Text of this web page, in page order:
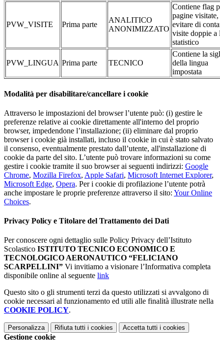
PVW_VISITE Prima parte
ANALITICO
ANONIMIZZATO
Contiene flag
pagine visitate,
evitare di
visite doppie a
statistico
PVW_LINGUA Prima parte TECNICO
Contiene la
della lingua
impostata
Modalità per disabilitare/cancellare i cookie
Attraverso le impostazioni del browser l’utente può: (i) gestire le
preferenze relative ai cookie direttamente all'interno del proprio
browser, impedendone l’installazione; (ii) eliminare dal proprio
browser i cookie già installati, incluso il cookie in cui è stato salvato
il consenso, eventualmente prestato dall’utente, all'installazione di
cookie da parte del sito. L’utente può trovare informazioni su come
gestire i cookie tramite il suo browser ai seguenti indirizzi: Google
Chrome, Mozilla Firefox, Apple Safari, Microsoft Internet Explorer,
Microsoft Edge, Opera. Per i cookie di profilazione l’utente potrà
anche impostare le proprie preferenze attraverso il sito: Your Online
Choices.
Privacy Policy e Titolare del Trattamento dei Dati
Per conoscere ogni dettaglio sulle Policy Privacy dell’Istituto
Scolastico ISTITUTO TECNICO ECONOMICO E
TECNOLOGICO AERONAUTICO “FELICIANO
SCARPELLINI” Vi invitiamo a visionare l’Informativa completa
disponibile online al seguente link
Questo sito o gli strumenti terzi da questo utilizzati si avvalgono di
cookie necessari al funzionamento ed utili alle finalità illustrate nella
COOKIE POLICY.
Personalizza Rifiuta tutti i cookies Accetta tutti i cookies
Gestione cookie